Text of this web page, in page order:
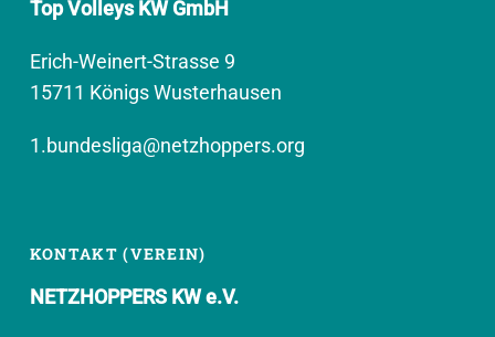
Top Volleys KW GmbH
Erich-Weinert-Strasse 9
15711 Königs Wusterhausen
1.bundesliga@netzhoppers.org
KONTAKT (VEREIN)
NETZHOPPERS KW e.V.